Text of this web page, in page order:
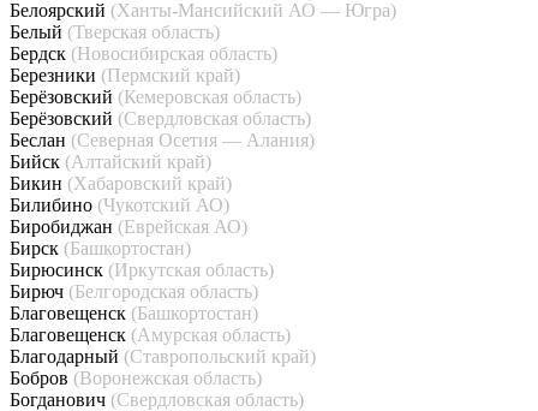
Белоярский (Ханты-Мансийский АО — Югра)
Белый (Тверская область)
Бердск (Новосибирская область)
Березники (Пермский край)
Берёзовский (Кемеровская область)
Берёзовский (Свердловская область)
Беслан (Северная Осетия — Алания)
Бийск (Алтайский край)
Бикин (Хабаровский край)
Билибино (Чукотский АО)
Биробиджан (Еврейская АО)
Бирск (Башкортостан)
Бирюсинск (Иркутская область)
Бирюч (Белгородская область)
Благовещенск (Башкортостан)
Благовещенск (Амурская область)
Благодарный (Ставропольский край)
Бобров (Воронежская область)
Богданович (Свердловская область)